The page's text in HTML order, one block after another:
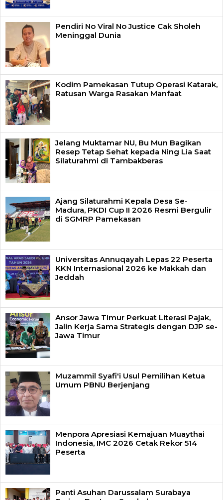
Pendiri No Viral No Justice Cak Sholeh
Meninggal Dunia
Kodim Pamekasan Tutup Operasi Katarak,
Ratusan Warga Rasakan Manfaat
Jelang Muktamar NU, Bu Mun Bagikan
Resep Tetap Sehat kepada Ning Lia Saat
Silaturahmi di Tambakberas
Ajang Silaturahmi Kepala Desa Se-
Madura, PKDI Cup II 2026 Resmi Bergulir
di SGMRP Pamekasan
Universitas Annuqayah Lepas 22 Peserta
KKN Internasional 2026 ke Makkah dan
Jeddah
Ansor Jawa Timur Perkuat Literasi Pajak,
Jalin Kerja Sama Strategis dengan DJP se-
Jawa Timur
Muzammil Syafi'i Usul Pemilihan Ketua
Umum PBNU Berjenjang
Menpora Apresiasi Kemajuan Muaythai
Indonesia, IMC 2026 Cetak Rekor 514
Peserta
Panti Asuhan Darussalam Surabaya